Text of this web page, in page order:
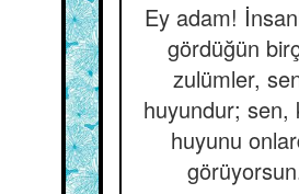
Ey adam!
gördüğün
zulümler,
huyundur; sen,
huyunu